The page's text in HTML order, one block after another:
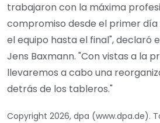
trabajaron con la máxima
compromiso desde el primer
el equipo hasta el final", declaró
Jens Baxmann. "Con vistas a la
llevaremos a cabo una
detrás de los tableros."
Copyright 2026, dpa (www.dpa.de).